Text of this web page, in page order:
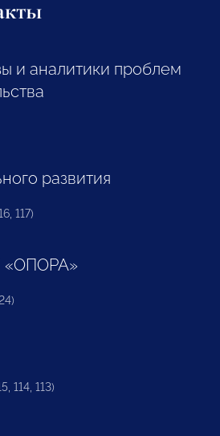
и аналитики проблем
развития
117)
«ОПОРА»
114, 113)